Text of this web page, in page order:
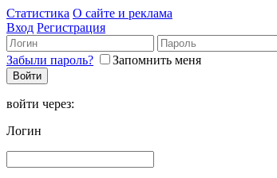
Статистика О сайте и реклама
Вход Регистрация
Забыли пароль? Запомнить меня
войти через:
Логин